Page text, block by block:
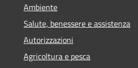
Ambiente
Salute, benessere e assistenza
Autorizzazioni
Agricoltura e pesca